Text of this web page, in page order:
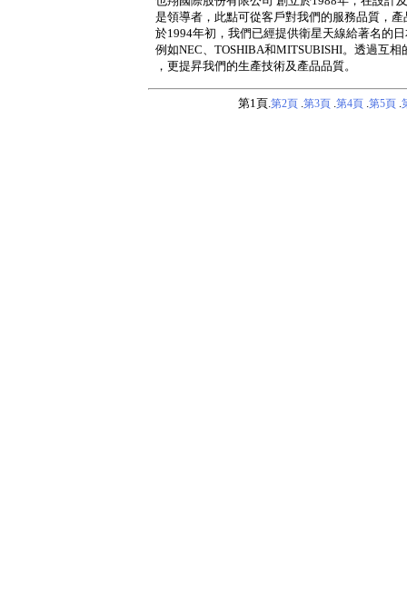
是領導者，此點可從客戶對我們的服務品質，
於1994年初，我們已經提供衛星天線給著名的
例如NEC、TOSHIBA和MITSUBISHI。透過互相
，更提昇我們的生產技術及產品品質。
第1頁.第2頁 .第3頁 .第4頁 .第5頁 .